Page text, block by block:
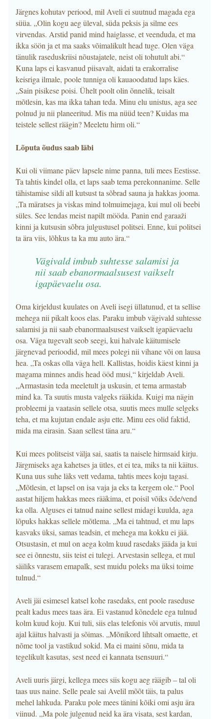
Järgnes kohutav periood, mil Aveli ei suutnud magada ega
süüa. „Olin kogu aeg üleval, süda peksis ja silme ees
virvendas. Arstid panid mind haiglasse, et veenduda, et ma
ikka söön ja et ma saaks võimalikult head tuge. Olen väga
tänulik raseduskriisi nõustajatele, neist oli tohutult abi.“
Kuna laps ei kasvanud piisavalt, aidati ta erakorralise
keisriga ilmale, poole tunniga oli kauaoodatud laps käes.
„Sain pisikese poisi. Ühelt poolt olin õnnelik, teisalt
mõtlesin, kas ma ikka tahan teda. Minu elu unistus, aga see
polnud ju nii planeeritud. Mis ma nüüd teen? Kuidas ma
teistele sellest räägin? Meeletu hirm oli.“
Lõputa õudus saab läbi
Kui oli viimane päev lapsele nime panna, tuli mees Eestisse.
Ta tahtis kindel olla, et laps saab tema perekonnanime. Selle
tähistamise sildi all kutsust ta sõbrad sauna ja hakkas jooma.
„Ta märatses ja viskas mind tolmuimejaga, kui mul oli beebi
süles. See lendas meist napilt mööda. Panin end garaaži
kinni ja kutsusin sõbra julgustusel politsei. Enne, kui politsei
ta ära viis, lõhkus ta ka mu auto ära.“
Vägivald imbub suhtesse salamisi ja
nii saab ebanormaalsusest vaikselt
igapäevaelu osa.
Oma kirjeldust kuulates on Aveli isegi üllatunud, et ta sellise
mehega nii pikalt koos elas. Paraku imbub vägivald suhtesse
salamisi ja nii saab ebanormaalsusest vaikselt igapäevaelu
osa. Väga tugevalt seob seegi, kui halvale käitumisele
järgnevad perioodid, mil mees polegi nii vihane või on lausa
hea. „Ta oskas olla väga hell. Kallistas, hoidis käest kinni ja
magama minnes andis head ööd musi,“ kirjeldab Aveli.
„Armastasin teda meeletult ja uskusin, et tema armastab
mind ka. Ta suutis musta valgeks rääkida. Kuigi ma nägin
probleemi ja vaatasin sellele otsa, suutis mees mulle selgeks
teha, et ma kujutan endale asju ette. Minu ees olid faktid,
mida ma eirasin. Saan sellest täna aru.“
Kui mees politseist välja sai, saatis ta naisele hirmsaid kirju.
Järgmiseks aga kahetses ja ütles, et ei tea, miks ta nii käitus.
Kuna uus suhe läks vett vedama, tahtis mees koju tagasi.
„Mõtlesin, et lapsel on isa vaja ja eks ta kergem ole.“ Pool
aastat hiljem hakkas mees rääkima, et poisil võiks õde/vend
ka olla. Alguses ei tatnud naine sellest midagi kuulda, aga
lõpuks hakkas sellele mõtlema. „Ma ei tahtnud, et mu laps
kasvaks üksi, samas teadsin, et mehega ma kokku ei jää.
Otsustasin, et mul on aega kolm kuud rasedaks jääda ja kui
see ei õnnestu, siis teist ei tulegi. Arvestasin sellega, et mul
säiliks varasem emapalk, sest muidu poleks ma üksi toime
tulnud.“
Aveli jäi esimesel katsel kohe rasedaks, ent poole raseduse
pealt kadus mees taas ära. Ei vastanud kõnedele ega tulnud
kolm kuud koju. Kui tuli, siis elas telefonis või arvutis, muul
ajal käitus halvasti ja sõimas. „Mõnikord lihtsalt omaette, et
nõme tool ja vastikud sokid. Ma ei maini sõnu, mida ta
tegelikult kasutas, sest need ei kannata tsensuuri.“
Aveli uuris järgi, kellega mees siis kogu aeg räägib – tal oli
taas uus naine. Selle peale sai Avelil mõõt täis, ta palus
mehel lahkuda. Paraku pole mees tänini kõiki omi asju ära
viinud. „Ma pole julgenud neid ka ära visata, sest kardan,